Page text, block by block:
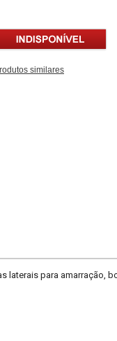
similares
laterais para amarração,